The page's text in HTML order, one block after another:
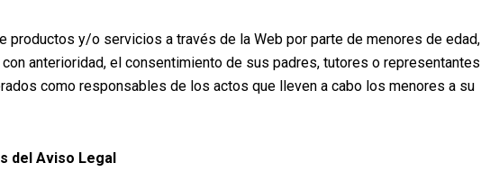
productos y/o servicios a través de la Web por parte de menores de edad,
anterioridad, el consentimiento de sus padres, tutores o representantes
como responsables de los actos que lleven a cabo los menores a su
del Aviso Legal